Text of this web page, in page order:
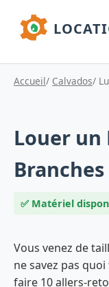
Accueil/ Calvados/
Louer un
✅ Matériel
Vous venez de
ne savez pas
faire 10 allers-